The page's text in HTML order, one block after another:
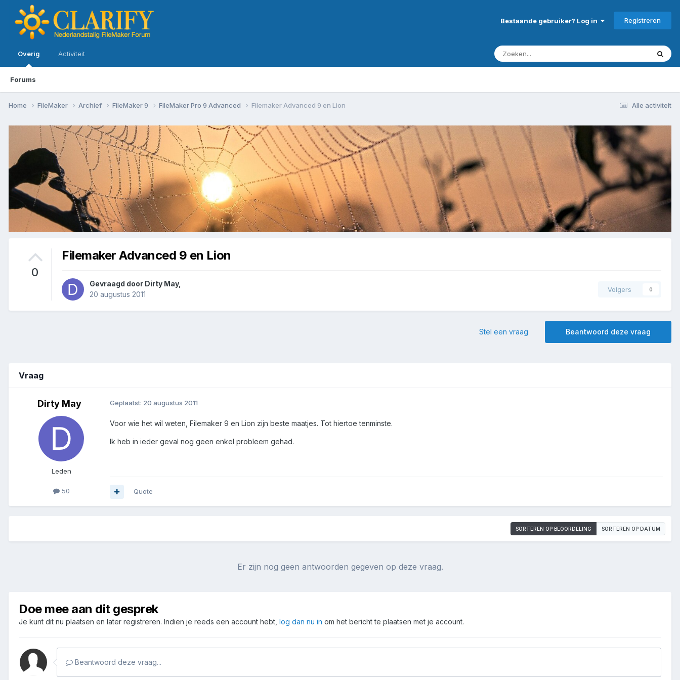
Bestaande gebruiker? Log in Registreren
Overig
Forums
Activiteit
Alle activiteit
Home FileMaker Archief FileMaker 9 FileMaker Pro 9 Advanced Filemaker Advanced 9 en Lion
0
Filemaker Advanced 9 en Lion
Gevraagd door Dirty May,
20 augustus 2011
Volgers 0
Beantwoord deze vraag
Stel een vraag
Vraag
Dirty May
Leden
50
Geplaatst: 20 augustus 2011
Voor wie het wil weten, Filemaker 9 en Lion zijn beste maatjes. Tot hiertoe tenminste.
Ik heb in ieder geval nog geen enkel probleem gehad.
Quote
SORTEREN OP BEOORDELING SORTEREN OP DATUM
Er zijn nog geen antwoorden gegeven op deze vraag.
Doe mee aan dit gesprek
Je kunt dit nu plaatsen en later registreren. Indien je reeds een account hebt, log dan nu in om het bericht te plaatsen met je account.
Beantwoord deze vraag...